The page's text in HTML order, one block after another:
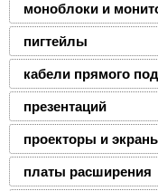
моноблоки и
пигтейлы
кабели прямого
презентаций
проекторы и
платы расширения